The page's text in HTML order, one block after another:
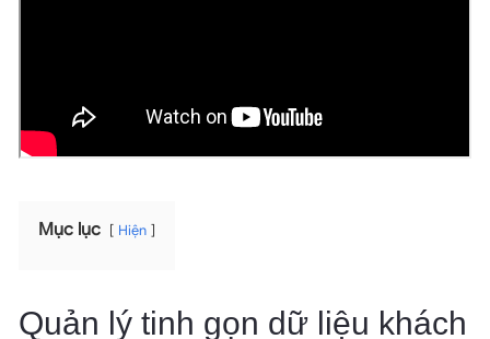
Mục lục Hiện
Quản lý tinh gọn dữ liệu khách